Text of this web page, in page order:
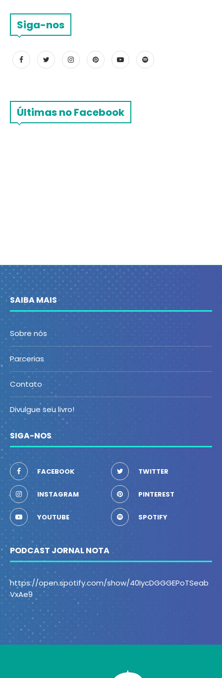
Siga-nos
Últimas no Facebook
SAIBA MAIS
Sobre nós
Parcerias
Contato
Divulgue seu livro!
SIGA-NOS
FACEBOOK TWITTER
INSTAGRAM PINTEREST
YOUTUBE SPOTIFY
PODCAST JORNAL NOTA
https://open.spotify.com/show/40IycDGGGEPoTSeab
VxAe9